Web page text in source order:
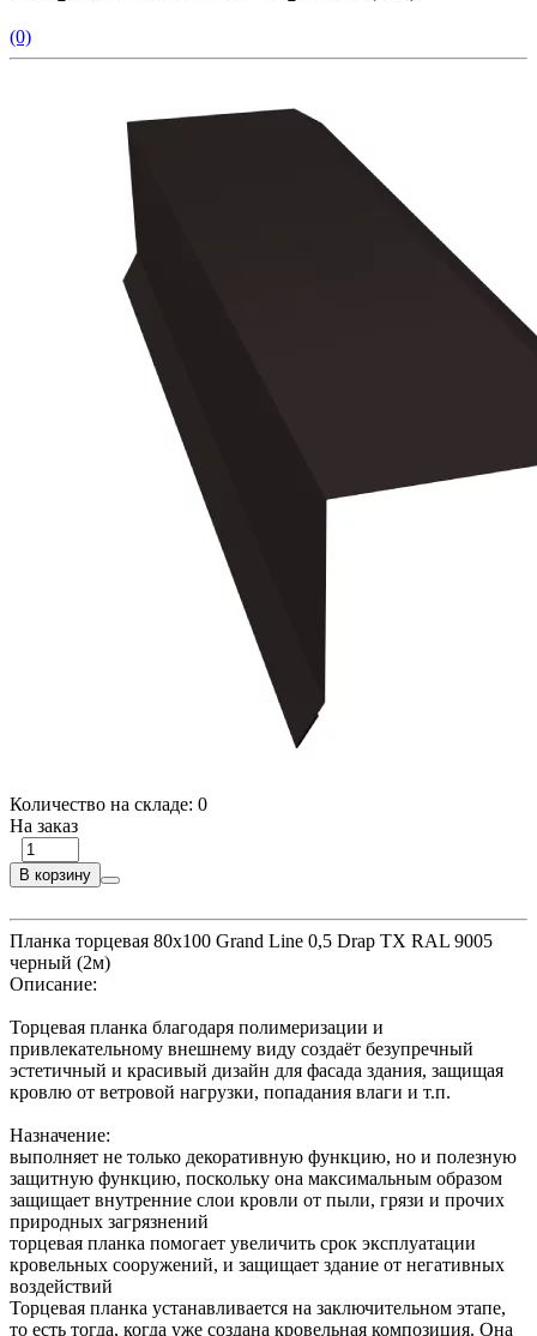
(0)
Количество на складе: 0
На заказ
В корзину
Планка торцевая 80х100 Grand Line 0,5 Drap ТХ RAL 9005
черный (2м)
Описание:
Торцевая планка благодаря полимеризации и
привлекательному внешнему виду создаёт безупречный
эстетичный и красивый дизайн для фасада здания, защищая
кровлю от ветровой нагрузки, попадания влаги и т.п.
Назначение:
выполняет не только декоративную функцию, но и полезную
защитную функцию, поскольку она максимальным образом
защищает внутренние слои кровли от пыли, грязи и прочих
природных загрязнений
торцевая планка помогает увеличить срок эксплуатации
кровельных сооружений, и защищает здание от негативных
воздействий
Торцевая планка устанавливается на заключительном этапе,
то есть тогда, когда уже создана кровельная композиция. Она